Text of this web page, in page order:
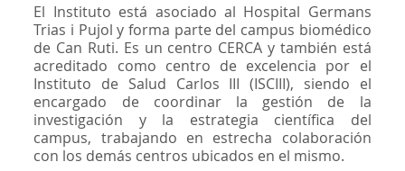
El Instituto está asociado al Hospital Germans
Trias i Pujol y forma parte del campus biomédico
de Can Ruti. Es un centro CERCA y también está
acreditado como centro de excelencia por el
Instituto de Salud Carlos III (ISCIII), siendo el
encargado de coordinar la gestión de la
investigación y la estrategia científica del
campus, trabajando en estrecha colaboración
con los demás centros ubicados en el mismo.